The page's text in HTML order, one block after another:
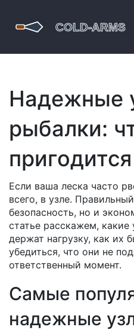
Надежные
рыбалки:
Если ваша леска часто
всего, в узле.
безопасность, но и
статье расскажем, какие
держат нагрузку, как их
убедиться, что они не
ответственный момент.
Самые
надежные